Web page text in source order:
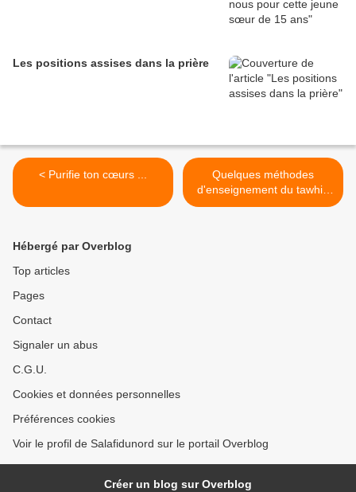
Les positions assises dans la prière
< Purifie ton cœurs ...
Quelques méthodes
d'enseignement du tawhid
aux enfants >
Hébergé par Overblog
Top articles
Pages
Contact
Signaler un abus
C.G.U.
Cookies et données personnelles
Préférences cookies
Voir le profil de Salafidunord sur le portail Overblog
Créer un blog sur Overblog